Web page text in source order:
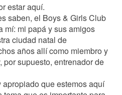
estar aquí.
saben, el Boys & Girls Club
mí: mi papá y sus amigos
ciudad natal de
años allí como miembro y
por supuesto, entrenador de
que estemos aquí